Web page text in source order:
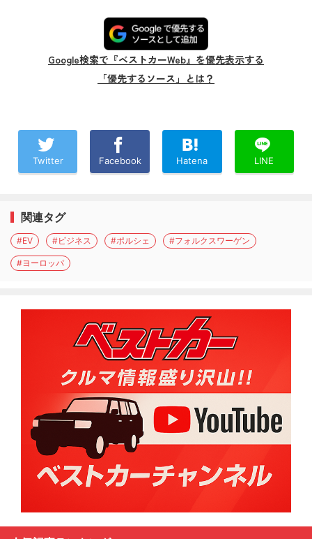
Google検索で『ベストカーWeb』を優先表示する
「優先するソース」とは？
Twitter Facebook Hatena LINE
関連タグ
#EV #ビジネス #ポルシェ #フォルクスワーゲン
#ヨーロッパ